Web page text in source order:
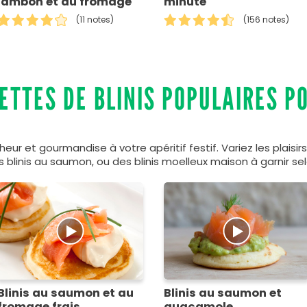
(11 notes) (156 notes)
DE BLINIS POPULAIRES
et gourmandise à votre apéritif festif. Variez les
au saumon, ou des blinis moelleux maison à garnir
au saumon et au
Blinis au saumon et